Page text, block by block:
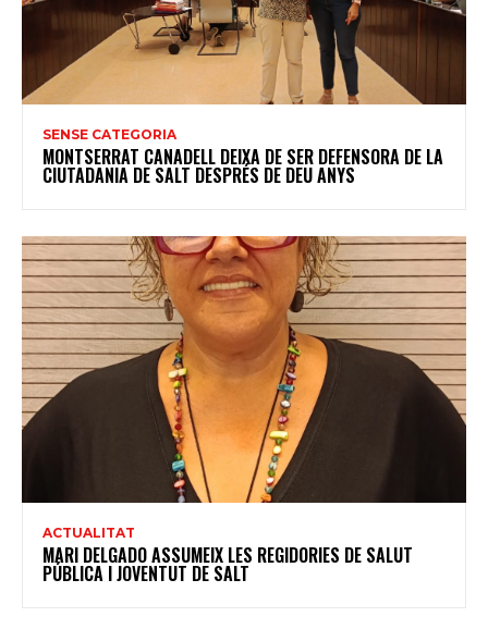
SENSE CATEGORIA
MONTSERRAT CANADELL DEIXA DE SER DEFENSORA DE LA
CIUTADANIA DE SALT DESPRÉS DE DEU ANYS
ACTUALITAT
MARI DELGADO ASSUMEIX LES REGIDORIES DE SALUT
PÚBLICA I JOVENTUT DE SALT